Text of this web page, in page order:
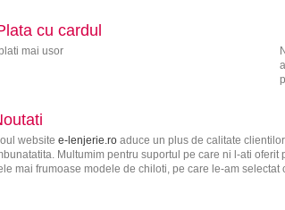
cu cardul
mai usor
website e-lenjerie.roaduce un plus de calitate
Multumim pentru suportul pe care ni l-ati
mai frumoase modele de chiloti, pe care le-am selectat